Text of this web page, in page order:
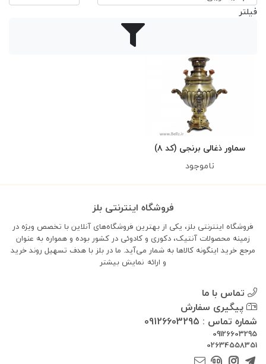
فیلتر
سماور ذغالی برنجی (کد ۸)
ناموجود
فروشگاه اینترنتی بلز
فروشگاه اینترنتی بلز، یکی از بهترین فروشگاه‌های آنلاین با تخصص ویژه در
زمینه محصولات آنتیک، دکوری و کادوئی در کشور بوده و همواره به عنوان
مرجع خرید اینگونه کالاها به شمار می‌آید. ما در بلز با هدف تسهیل روند خرید
و ارائه نمایش بیشتر
تماس با ما
پیگیری سفارش
شماره تماس : 09126603295
09126603295
02634558351